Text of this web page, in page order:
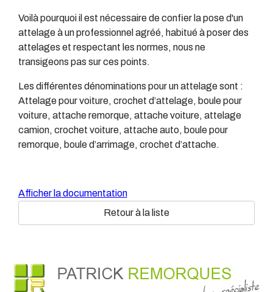
Voilà pourquoi il est nécessaire de confier la pose d'un
attelage à un professionnel agréé, habitué à poser des
attelages et respectant les normes, nous ne
transigeons pas sur ces points.
Les différentes dénominations pour un attelage sont :
Attelage pour voiture, crochet d’attelage, boule pour
voiture, attache remorque, attache voiture, attelage
camion, crochet voiture, attache auto, boule pour
remorque, boule d’arrimage, crochet d’attache.
Afficher la documentation
Retour à la liste